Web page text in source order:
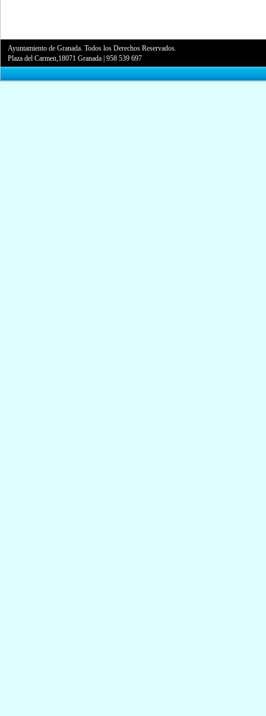
Ayuntamiento de Granada. Todos los Derechos Reservados.
Plaza del Carmen,18071 Granada |958 539 697